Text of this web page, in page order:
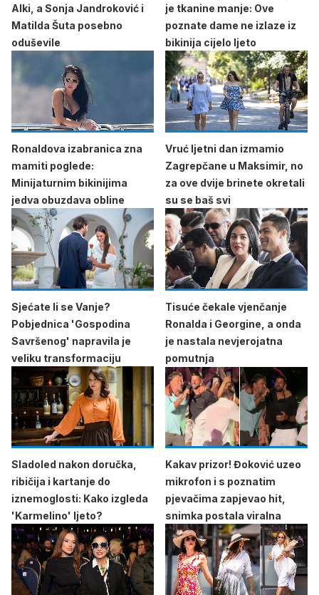
Alki, a Sonja Jandroković i
Matilda Šuta posebno
oduševile
je tkanine manje: Ove
poznate dame ne izlaze iz
bikinija cijelo ljeto
Ronaldova izabranica zna
mamiti poglede:
Minijaturnim bikinijima
jedva obuzdava obline
Vruć ljetni dan izmamio
Zagrepčane u Maksimir, no
za ove dvije brinete okretali
su se baš svi
Sjećate li se Vanje?
Pobjednica 'Gospodina
Savršenog' napravila je
veliku transformaciju
Tisuće čekale vjenčanje
Ronalda i Georgine, a onda
je nastala nevjerojatna
pomutnja
Sladoled nakon doručka,
ribičija i kartanje do
iznemoglosti: Kako izgleda
'Karmelino' ljeto?
Kakav prizor! Đoković uzeo
mikrofon i s poznatim
pjevačima zapjevao hit,
snimka postala viralna